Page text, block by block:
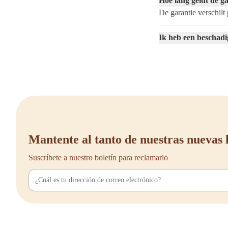
¿Quieres una
Comprar un
o varias unidades para
Si tienes preguntas o
De esta manera,
puertas corredizas
De garantie verschilt
Ik heb een
Mantente al tanto de nuestras nuevas
Suscríbete a nuestro boletín para reclamarlo